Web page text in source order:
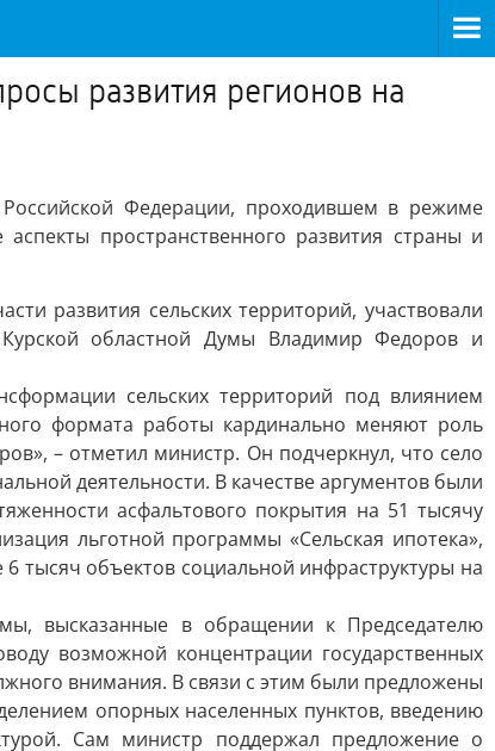
развития регионов на
Федерации, проходившем в режиме
пространственного развития страны и
развития сельских территорий, участвовали
Курской областной Думы Владимир Федоров и
сельских территорий под влиянием
формата работы кардинально меняют роль
– отметил министр. Он подчеркнул, что село
деятельности. В качестве аргументов были
асфальтового покрытия на 51 тысячу
льготной программы «Сельская ипотека»,
тысяч объектов социальной инфраструктуры на
высказанные в обращении к Председателю
возможной концентрации государственных
внимания. В связи с этим были предложены
опорных населенных пунктов, введению
Сам министр поддержал предложение о